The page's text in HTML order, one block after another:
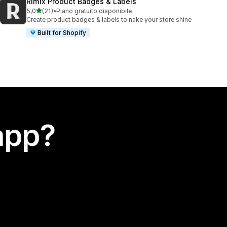
5,0stelle su 5
(21)
21 recensioni totali
•Piano gratuito disponibile
Create product badges & labels to nake your store shine
Built for Shopify